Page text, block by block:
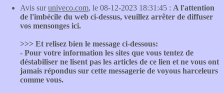
Avis suruniveco.com, le 08-12-2023 18:31:45 : A l'attention
de l'imbécile du web ci-dessus, veuillez arrêter de diffuser
vos mensonges ici.
>>> Et relisez bien le message ci-dessous:
- Pour votre information les sites que vous tentez de
déstabiliser ne lisent pas les articles de ce lien et ne vous ont
jamais répondus sur cette messagerie de voyous harceleurs
comme vous.